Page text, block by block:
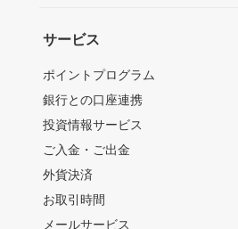
サービス
ポイントプログラム
銀行との口座連携
投資情報サービス
ご入金・ご出金
外貨決済
お取引時間
メールサービス